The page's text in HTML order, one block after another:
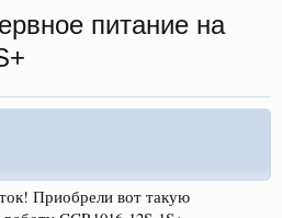
питание на
Приобрели вот такую